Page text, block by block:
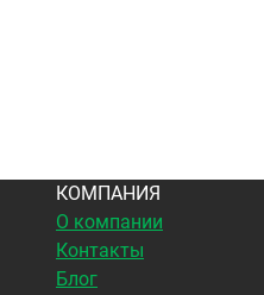
КОМПАНИЯ
О компании
Контакты
Блог